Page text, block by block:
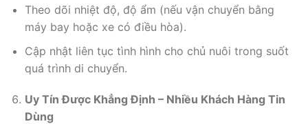
Theo dõi nhiệt độ, độ ẩm (nếu vận chuyển bằng
máy bay hoặc xe có điều hòa).
Cập nhật liên tục tình hình cho chủ nuôi trong suốt
quá trình di chuyển.
Uy Tín Được Khẳng Định – Nhiều Khách Hàng Tin
Dùng